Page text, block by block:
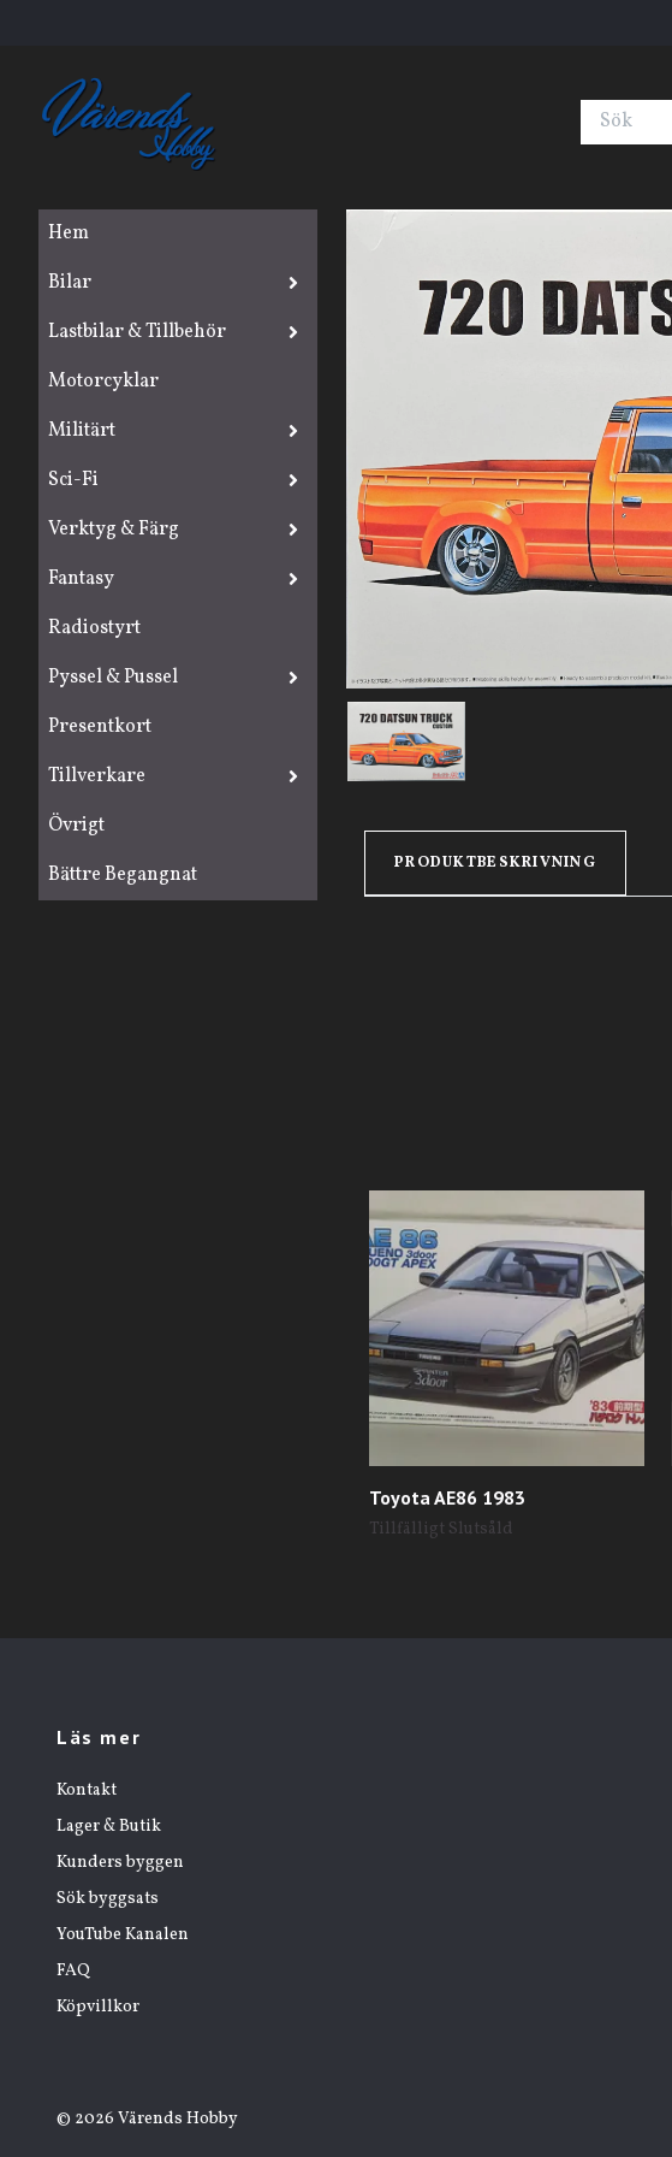
Hem
Bilar
Lastbilar & Tillbehör
Motorcyklar
Militärt
Sci-Fi
Verktyg & Färg
Fantasy
Radiostyrt
Pyssel & Pussel
Presentkort
Tillverkare
Övrigt
Bättre Begangnat
PRODUKTBESKRIVNING
Toyota AE86 1983
Tillfälligt Slutsåld
Läs mer
Kontakt
Lager & Butik
Kunders byggen
Sök byggsats
YouTube Kanalen
FAQ
Köpvillkor
© 2026 Värends Hobby